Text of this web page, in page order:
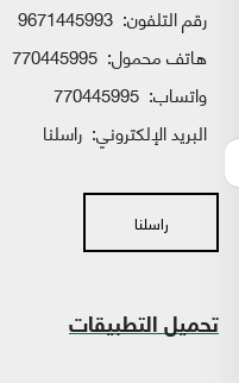
رقم التلفون: 9671445993
هاتف محمول: 770445995
واتساب:
البريد الإلكتروني: راسلنا
راسلنا
تحميل التطبيقات